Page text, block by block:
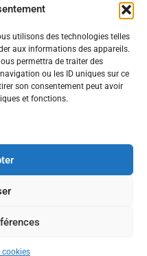
utilisons des technologies telles
aux informations des appareils.
permettra de traiter des
ou les ID uniques sur ce
son consentement peut avoir
et fonctions.
cookies
cookies